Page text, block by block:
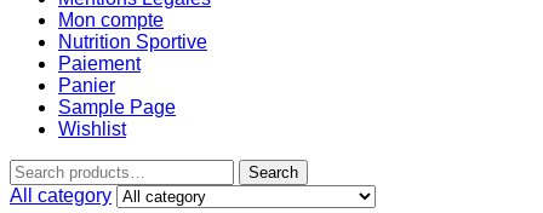
Mon compte
Nutrition Sportive
Paiement
Panier
Sample Page
Wishlist
Search
All category